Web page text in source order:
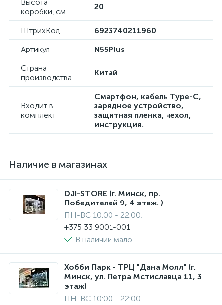
Высота
коробки, см
20
ШтрихКод
6923740211960
Артикул
N55Plus
Страна
производства
Китай
Входит в
комплект
Смартфон, кабель Type-C,
зарядное устройство,
защитная пленка, чехол,
инструкция.
Наличие в магазинах
DJI-STORE (г. Минск, пр.
Победителей 9, 4 этаж. )
ПН-ВС 10:00 - 22:00;
+375 33 9001-001
В наличии мало
Хобби Парк - ТРЦ "Дана Молл" (г.
Минск, ул. Петра Мстиславца 11, 3
этаж)
ПН-ВС 10:00 - 22:00